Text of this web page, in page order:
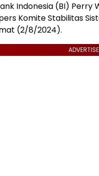
Indonesia (BI) Perry
Komite Stabilitas
(2/8/2024).